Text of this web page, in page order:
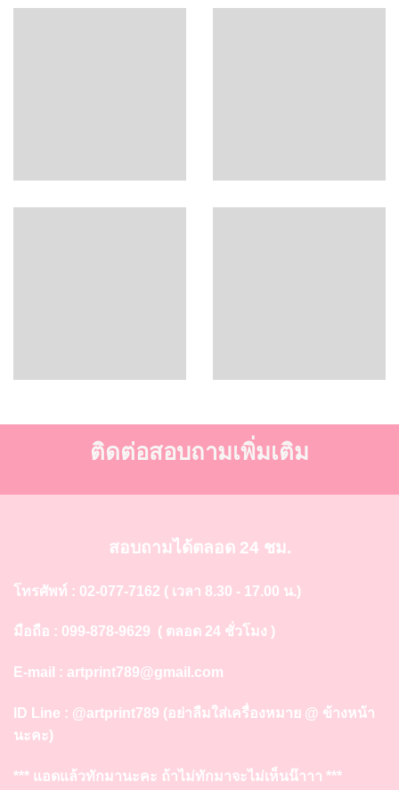
ติดต่อสอบถามเพิ่มเติม
สอบถามได้ตลอด 24 ชม.
โทรศัพท์ : 02-077-7162 ( เวลา 8.30 - 17.00 น.)
มือถือ : 099-878-9629 ( ตลอด 24 ชั่วโมง )
E-mail : artprint789@gmail.com
ID Line : @artprint789 (อย่าลืมใส่เครื่องหมาย @ ข้างหน้า
นะคะ)
*** แอดแล้วทักมานะคะ ถ้าไม่ทักมาจะไม่เห็นน๊าาา ***